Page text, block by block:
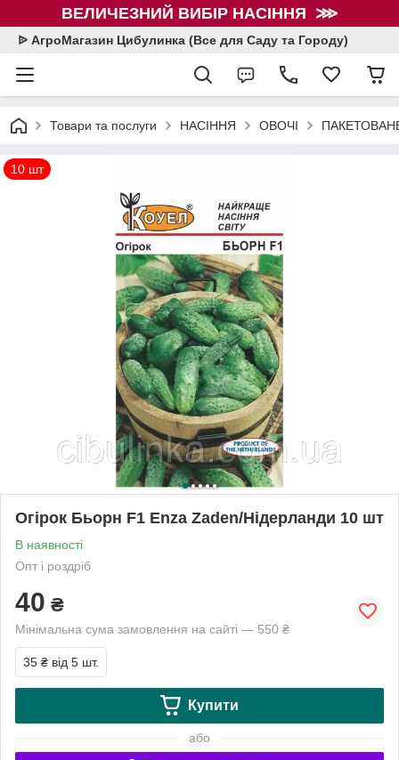
ВЕЛИЧЕЗНИЙ ВИБІР НАСІННЯ ⋙
ᐉ АгроМагазин Цибулинка (Все для Саду та Городу)
Товари та послуги НАСІННЯ ОВОЧІ
10 шт
Огірок Бьорн F1 Enza Zaden/Нідерланди 10 шт
В наявності
Опт і роздріб
40 ₴
Мінімальна сума замовлення на сайті — 550 ₴
35 ₴ від 5 шт.
Купити
або